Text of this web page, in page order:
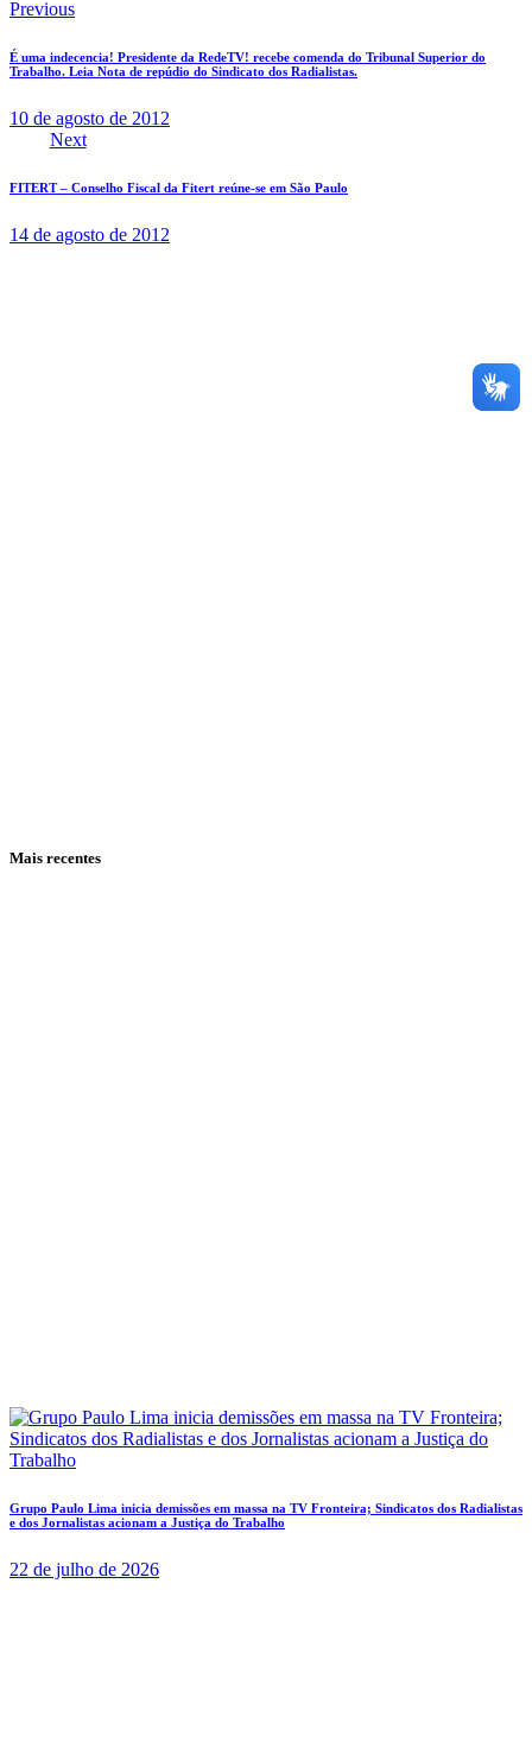
Previous
É uma indecencia! Presidente da RedeTV! recebe comenda do Tribunal Superior do
Trabalho. Leia Nota de repúdio do Sindicato dos Radialistas.
10 de agosto de 2012
Next
FITERT – Conselho Fiscal da Fitert reúne-se em São Paulo
14 de agosto de 2012
Mais recentes
Grupo Paulo Lima inicia demissões em massa na TV Fronteira; Sindicatos dos Radialistas
e dos Jornalistas acionam a Justiça do Trabalho
22 de julho de 2026